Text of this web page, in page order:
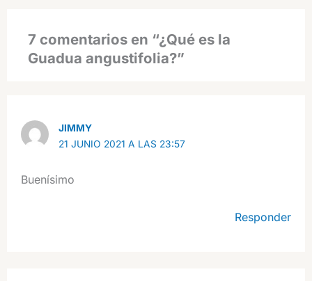
7 comentarios en “¿Qué es la
Guadua angustifolia?”
JIMMY
21 JUNIO 2021 A LAS 23:57
Buenísimo
Responder